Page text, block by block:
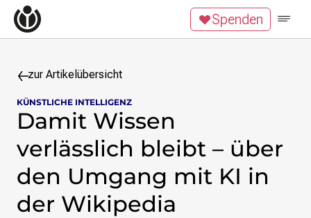
Zum Inhalt überspringen
Wikipedia unterstützen
Spenden
Mitmachen
News
Veranstaltungen
Publikationen
Tech News
Spenden
zur Artikelübersicht
KÜNSTLICHE INTELLIGENZ
Damit Wissen
verlässlich bleibt – über
den Umgang mit KI in
der Wikipedia